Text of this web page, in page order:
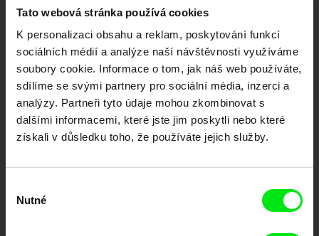
Tato webová stránka používá cookies
K personalizaci obsahu a reklam, poskytování funkcí
sociálních médií a analýze naší návštěvnosti využíváme
soubory cookie. Informace o tom, jak náš web používáte,
sdílíme se svými partnery pro sociální média, inzerci a
analýzy. Partneři tyto údaje mohou zkombinovat s
dalšími informacemi, které jste jim poskytli nebo které
získali v důsledku toho, že používáte jejich služby.
souhlasu
Nutné
Vaše online
dokumentární kino
Nové festivalové filmy
každý týden
Portál DAFilms.cz je výsledkem tvůrčí spolupráce 7 klíčových evropských
festivalů dokumentárního filmu sdružených do Doc Alliance. Naším cílem je